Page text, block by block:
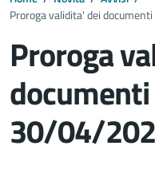
Proroga validita' dei
Proroga
30/04/